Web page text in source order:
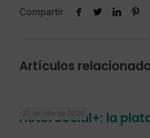
Compartir
Artículos
22 de julio de 2026
Hotel Social+: la